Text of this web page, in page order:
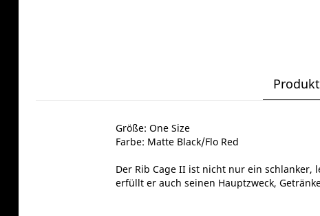
Größe: One Size
Farbe: Matte Black/Flo Red
Der Rib Cage II ist nicht nur ein
erfüllt er auch seinen Hauptzweck,